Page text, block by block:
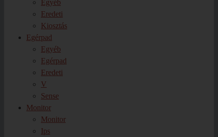
Egyéb
Eredeti
Kiosztás
Egérpad
Egyéb
Egérpad
Eredeti
V
Sense
Monitor
Monitor
Ips